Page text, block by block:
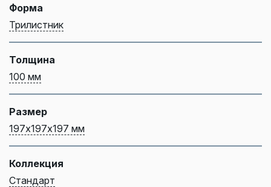
Форма
Трилистник
Толщина
100 мм
Размер
197х197х197 мм
Коллекция
Стандарт